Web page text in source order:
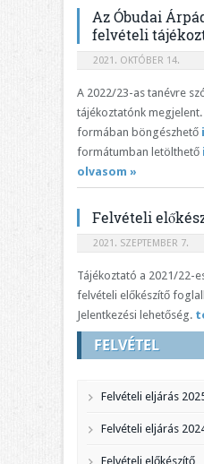
Az Óbudai
felvételi
2021. OKTÓBER 14.
A 2022/23-as tanévre
tájékoztatónk
formában böngészhető
formátumban letölthető
olvasom »
Felvételi
2021. SZEPTEMBER 7.
Tájékoztató a 2021/22-
felvételi előkészítő
Jelentkezési lehetőség.
FELVÉTEL
Felvételi eljárás
Felvételi eljárás
Felvételi előkészítő